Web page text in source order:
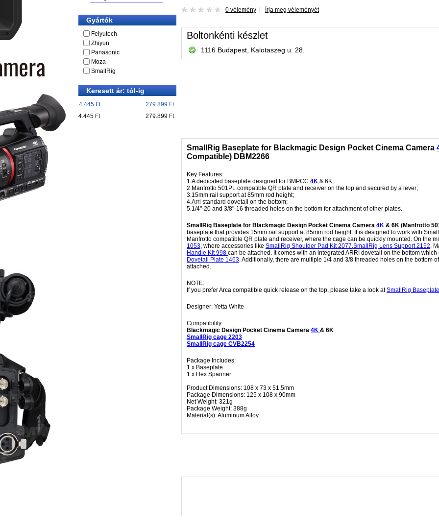
Gyártók
Feiyutech
Zhiyun
Panasonic
Moza
SmallRig
Keresett ár: tól-ig
4.445 Ft
279.899 Ft
4.445 Ft
279.899 Ft
0 vélemény Írja meg véleményét
Boltonkénti készlet
1116 Budapest, Kalotaszeg u. 28.
SmallRig Baseplate for Blackmagic Design Pocket Cinema Camera
Compatible) DBM2266
Key Features:
1.A dedicated baseplate designed for BMPCC 4K & 6K;
2.Manfrotto 501PL compatible QR plate and receiver on the top and secured by a lever;
3.15mm rail support at 85mm rod height;
4.Arri standard dovetail on the bottom;
5.1/4"-20 and 3/8"-16 threaded holes on the bottom for attachment of other plates.
SmallRig Baseplate for Blackmagic Design Pocket Cinema Camera 4K & 6K (Manfrotto
baseplate that provides 15mm rail support at 85mm rod height. It is designed to work with
Manfrotto compatible QR plate and receiver, where the cage can be quickly mounted. On the
1053, where accessories like SmallRig Shoulder Pad Kit 2077,SmallRig Lens Support 2152,
Handle Kit 998 can be attached. It comes with an integrated ARRI dovetail on the bottom
Dovetail Plate 1463. Additionally, there are multiple 1/4 and 3/8 threaded holes on the bottom
attached.
NOTE:
If you prefer Arca compatible quick release on the top, please take a look atSmallRig
Designer: Yetta White
Compatibility:
Blackmagic Design Pocket Cinema Camera 4K & 6K
SmallRig cage 2203
SmallRig cage CVB2254
Package Includes:
1 x Baseplate
1 x Hex Spanner
Product Dimensions: 108 x 73 x 51.5mm
Package Dimensions: 125 x 108 x 90mm
Net Weight: 321g
Package Weight: 388g
Material(s): Aluminum Alloy